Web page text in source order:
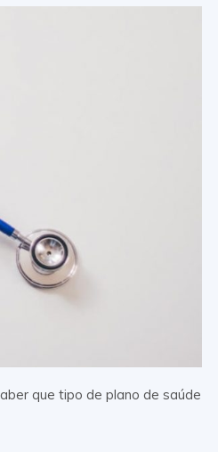
que tipo de plano de saúde